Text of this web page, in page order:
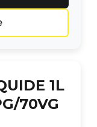
1L
70VG